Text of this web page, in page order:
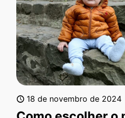
18 de novembro de 2024